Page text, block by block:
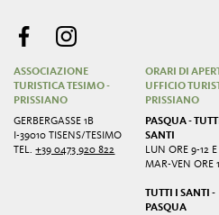
ASSOCIAZIONE
TURISTICA TESIMO -
PRISSIANO
GERBERGASSE 1B
I-39010 TISENS/TESIMO
TEL.+39 0473 920 822
ORARI DI
UFFICIO
PRISSIANO
PASQUA -
SANTI
LUN ORE 9-12 E
MAR-VEN ORE
TUTTI I SANTI -
PASQUA